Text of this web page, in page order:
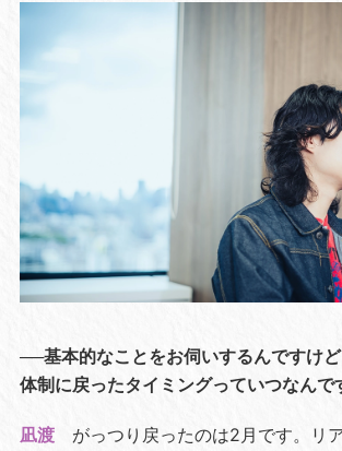
──基本的なことをお伺いするんですけ
体制に戻ったタイミングっていつなんで
凪渡
がっつり戻ったのは2月です。リ